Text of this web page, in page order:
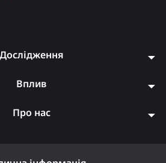
Дослідження
Вплив
Про нас